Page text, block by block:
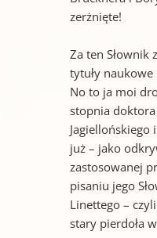
zerżnięte!
Za ten Słownik
tytuły
No to ja moi
stopnia
już – jako
zastosowanej
pisaniu jego
Linettego –
stary pierdoła